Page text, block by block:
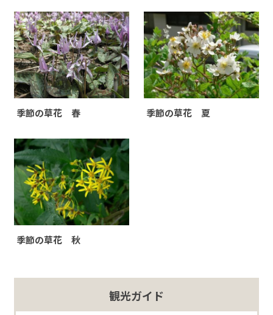
季節の草花 春 季節の草花 夏
季節の草花 秋
観光ガイド